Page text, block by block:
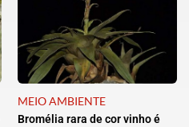
MEIO AMBIENTE
Bromélia rara de cor vinho é